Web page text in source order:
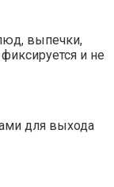
выпечки,
и не
для выхода